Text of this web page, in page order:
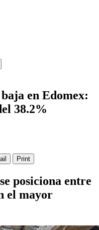
en Edomex:
38.2%
Print
posiciona entre
el mayor